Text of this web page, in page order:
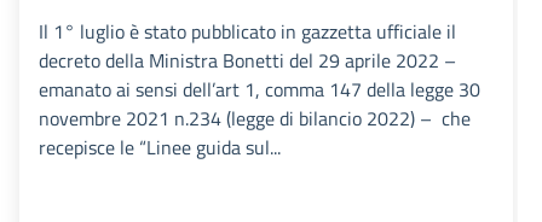
Il 1° luglio è stato pubblicato in gazzetta ufficiale il
decreto della Ministra Bonetti del 29 aprile 2022 –
emanato ai sensi dell’art 1, comma 147 della legge 30
novembre 2021 n.234 (legge di bilancio 2022) – che
recepisce le “Linee guida sul...